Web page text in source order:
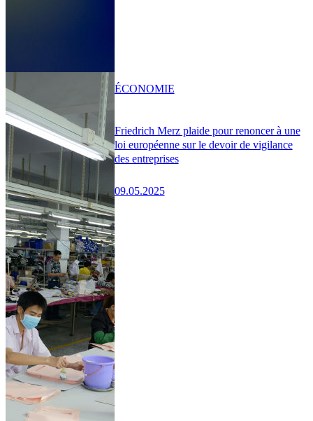
Friedrich Merz plaide pour renoncer à une
loi européenne sur le devoir de vigilance
des entreprises
09.05.2025
ÉCONOMIE